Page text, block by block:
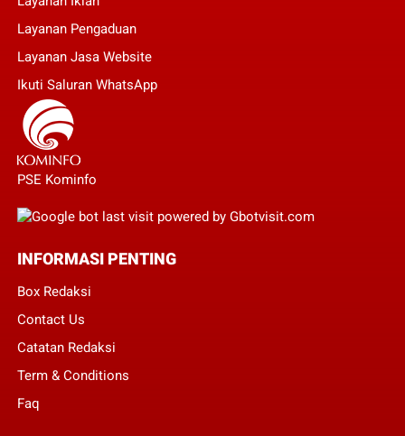
Layanan Pengaduan
Layanan Jasa Website
Ikuti Saluran WhatsApp
PSE Kominfo
INFORMASI PENTING
Box Redaksi
Contact Us
Catatan Redaksi
Term & Conditions
Faq